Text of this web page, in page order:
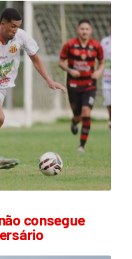
consegue